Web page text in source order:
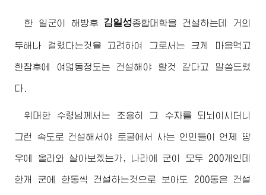
한 일군이 해방후 김일성종합대학을 건설하는데 거의
두해나 걸렸다는것을 고려하여 그로서는 크게 마음먹고
한참후에 여덟동정도는 건설해야 할것 같다고 말씀드렸
다.
위대한 수령님께서는 조용히 그 수자를 되뇌이시더니
그런 속도로 건설해서야 토굴에서 사는 인민들이 언제 땅
우에 올라와 살아보겠는가, 나라에 군이 모두 200개인데
한개 군에 한동씩 건설하는것으로 보아도 200동은 건설